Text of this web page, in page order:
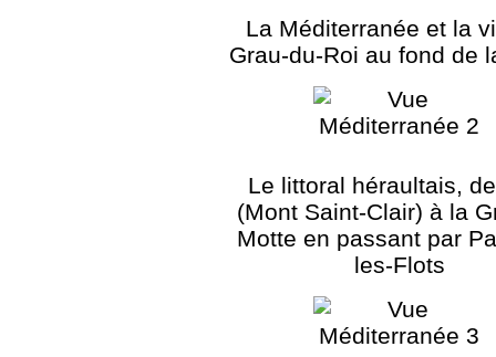
La Méditerranée et la
Grau-du-Roi au fond de
Le littoral héraultais,
(Mont Saint-Clair) à la
Motte en passant par
les-Flots